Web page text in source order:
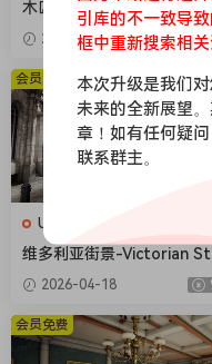
木匠工作车间-Carpenters
orkshop
2026-04-18
UE场景
维多利亚街景-Victorian
et 2026-04-18
会员免费
会员免费
引库的不一致导
框中重新搜索相关
本次升级是我们
未来的全新展望
章！如有任何疑
联系群主。